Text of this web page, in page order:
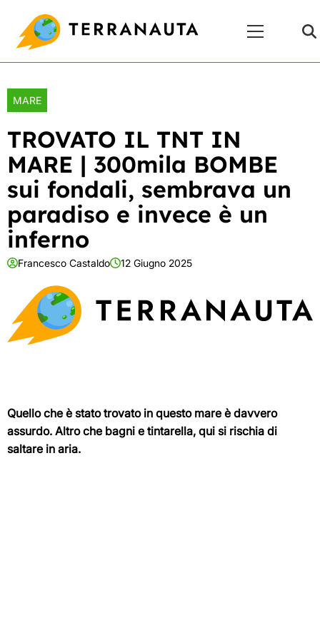
content
Principale
MARE
TROVATO IL TNT IN
MARE | 300mila BOMBE
sui fondali, sembrava un
paradiso e invece è un
inferno
Francesco Castaldo 12 Giugno 2025
Quello che è stato trovato in questo mare è davvero
assurdo. Altro che bagni e tintarella, qui si rischia di
saltare in aria.